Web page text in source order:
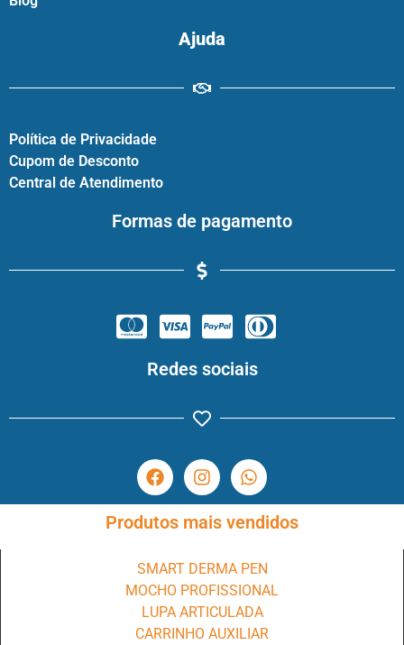
Ajuda
Política de Privacidade
Cupom de Desconto
Central de Atendimento
Formas de pagamento
Redes sociais
Produtos mais vendidos
SMART DERMA PEN
MOCHO PROFISSIONAL
LUPA ARTICULADA
CARRINHO AUXILIAR